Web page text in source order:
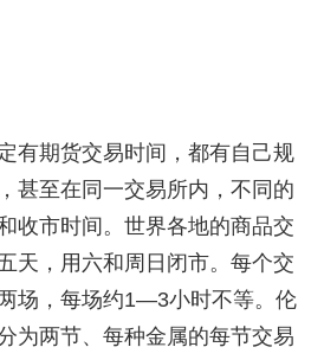
期货交易时间，都有自己规
甚至在同一交易所内，不同的
收市时间。世界各地的商品交
天，用六和周日闭市。每个交
场，每场约1—3小时不等。伦
为两节、每种金属的每节交易